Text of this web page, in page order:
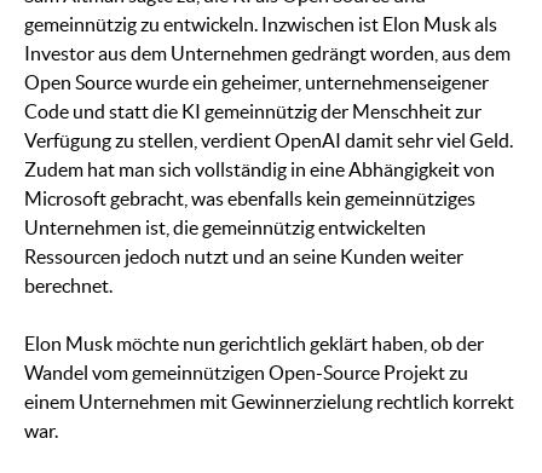
gemeinnützig zu entwickeln. Inzwischen ist Elon Musk als
Investor aus dem Unternehmen gedrängt worden, aus dem
Open Source wurde ein geheimer, unternehmenseigener
Code und statt die KI gemeinnützig der Menschheit zur
Verfügung zu stellen, verdient OpenAI damit sehr viel Geld.
Zudem hat man sich vollständig in eine Abhängigkeit von
Microsoft gebracht, was ebenfalls kein gemeinnütziges
Unternehmen ist, die gemeinnützig entwickelten
Ressourcen jedoch nutzt und an seine Kunden weiter
berechnet.
Elon Musk möchte nun gerichtlich geklärt haben, ob der
Wandel vom gemeinnützigen Open-Source Projekt zu
einem Unternehmen mit Gewinnerzielung rechtlich korrekt
war.